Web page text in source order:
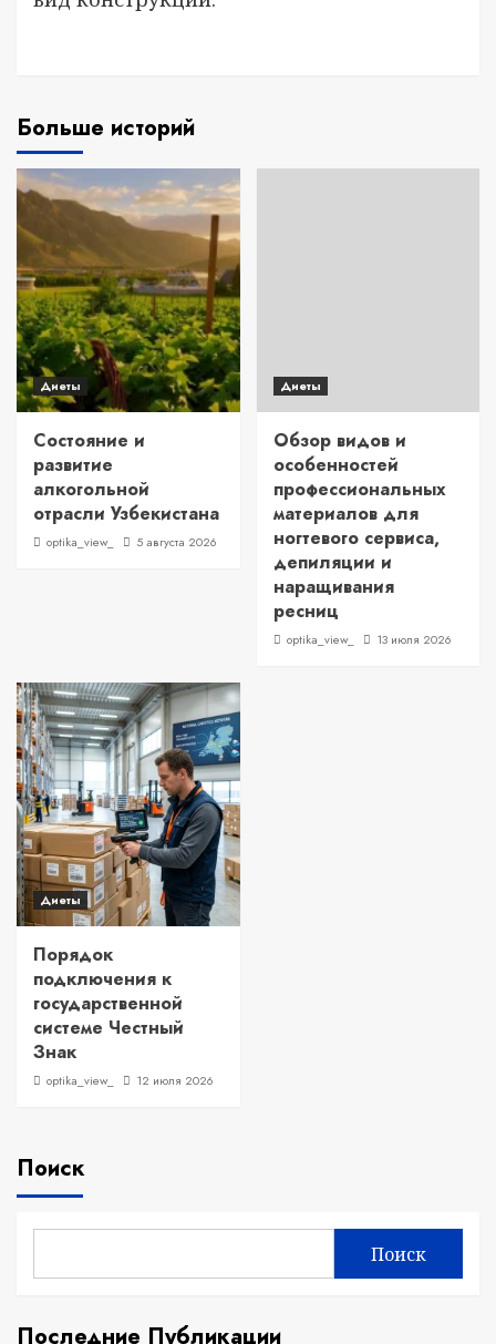
Больше историй
Диеты
Состояние и
развитие
алкогольной
отрасли Узбекистана
optika_view_ 5 августа 2026
Диеты
Обзор видов и
особенностей
профессиональных
материалов для
ногтевого сервиса,
депиляции и
наращивания
ресниц
optika_view_ 13 июля 2026
Диеты
Порядок
подключения к
государственной
системе Честный
Знак
optika_view_ 12 июля 2026
Поиск
Поиск
Последние Публикации